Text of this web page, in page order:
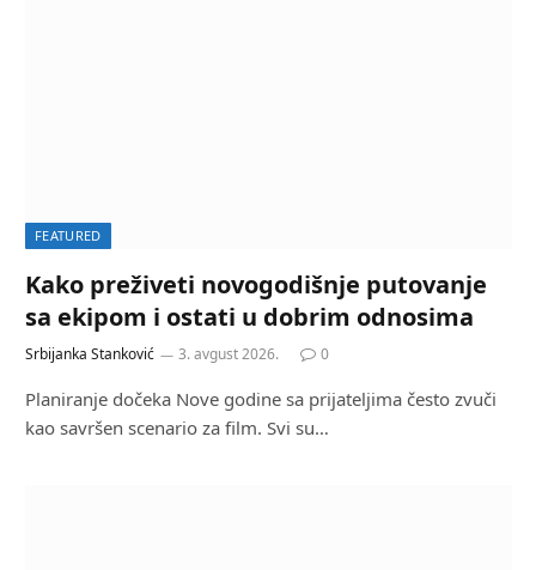
FEATURED
Kako preživeti novogodišnje putovanje
sa ekipom i ostati u dobrim odnosima
Srbijanka Stanković 3. avgust 2026. 0
Planiranje dočeka Nove godine sa prijateljima često zvuči
kao savršen scenario za film. Svi su…